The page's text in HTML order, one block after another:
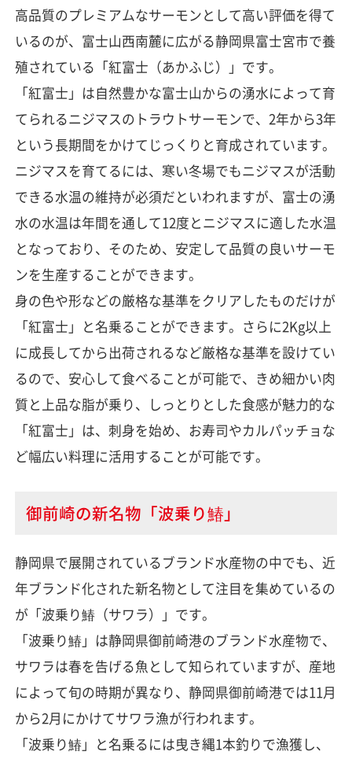
高品質のプレミアムなサーモンとして高い評価を得て
いるのが、富士山西南麓に広がる静岡県富士宮市で養
殖されている「紅富士（あかふじ）」です。
「紅富士」は自然豊かな富士山からの湧水によって育
てられるニジマスのトラウトサーモンで、2年から3年
という長期間をかけてじっくりと育成されています。
ニジマスを育てるには、寒い冬場でもニジマスが活動
できる水温の維持が必須だといわれますが、富士の湧
水の水温は年間を通して12度とニジマスに適した水温
となっており、そのため、安定して品質の良いサーモ
ンを生産することができます。
身の色や形などの厳格な基準をクリアしたものだけが
「紅富士」と名乗ることができます。さらに2Kg以上
に成長してから出荷されるなど厳格な基準を設けてい
るので、安心して食べることが可能で、きめ細かい肉
質と上品な脂が乗り、しっとりとした食感が魅力的な
「紅富士」は、刺身を始め、お寿司やカルパッチョな
ど幅広い料理に活用することが可能です。
御前崎の新名物「波乗り鰆」
静岡県で展開されているブランド水産物の中でも、近
年ブランド化された新名物として注目を集めているの
が「波乗り鰆（サワラ）」です。
「波乗り鰆」は静岡県御前崎港のブランド水産物で、
サワラは春を告げる魚として知られていますが、産地
によって旬の時期が異なり、静岡県御前崎港では11月
から2月にかけてサワラ漁が行われます。
「波乗り鰆」と名乗るには曳き縄1本釣りで漁獲し、